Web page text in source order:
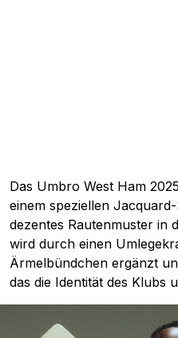
Das Umbro West Ham
einem speziellen
dezentes Rautenmuster in
wird durch einen
Ärmelbündchen ergänzt
das die Identität des Klubs